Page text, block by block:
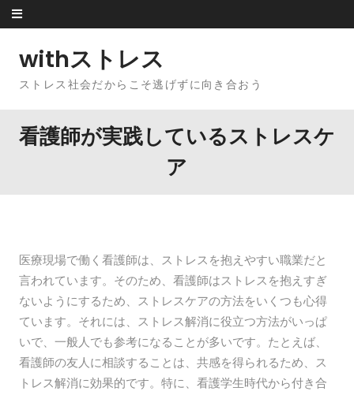
Skip to content
withストレス
ストレス社会だからこそ逃げずに向き合おう
看護師が実践しているストレスケ
ア
医療現場で働く看護師は、ストレスを抱えやすい職業だと
言われています。そのため、看護師はストレスを抱えすぎ
ないようにするため、ストレスケアの方法をいくつも心得
ています。それには、ストレス解消に役立つ方法がいっぱ
いで、一般人でも参考になることが多いです。たとえば、
看護師の友人に相談することは、共感を得られるため、ス
トレス解消に効果的です。特に、看護学生時代から付き合